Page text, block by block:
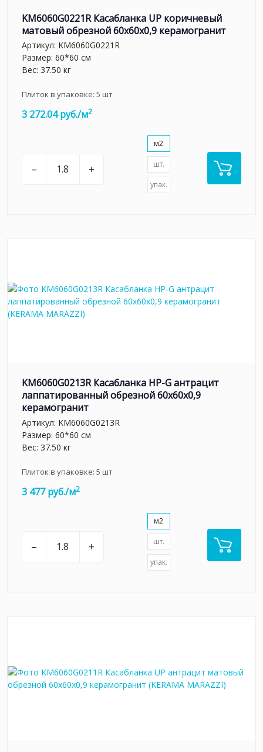
KM6060G0221R Касабланка UP коричневый
матовый обрезной 60x60x0,9 керамогранит
Артикул: KM6060G0221R
Размер: 60*60 см
Вес: 37.50 кг
Плиток в упаковке: 5 шт
3 272.04 руб./м2
– +
м2
шт.
упак.
KM6060G0213R Касабланка HP-G антрацит
лаппатированный обрезной 60x60x0,9
керамогранит
Артикул: KM6060G0213R
Размер: 60*60 см
Вес: 37.50 кг
Плиток в упаковке: 5 шт
3 477 руб./м2
– +
м2
шт.
упак.